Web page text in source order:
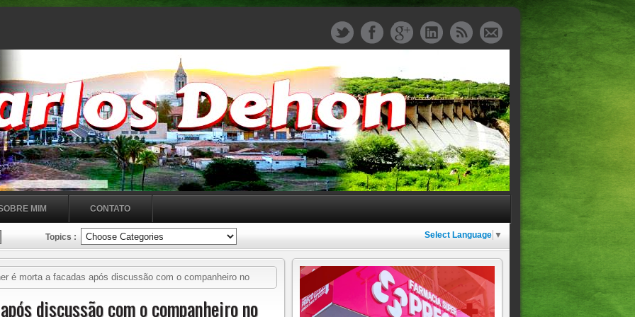
MIM CONTATO
Topics : Select Language ▼
é morta a facadas após discussão com o companheiro no
discussão com o companheiro no